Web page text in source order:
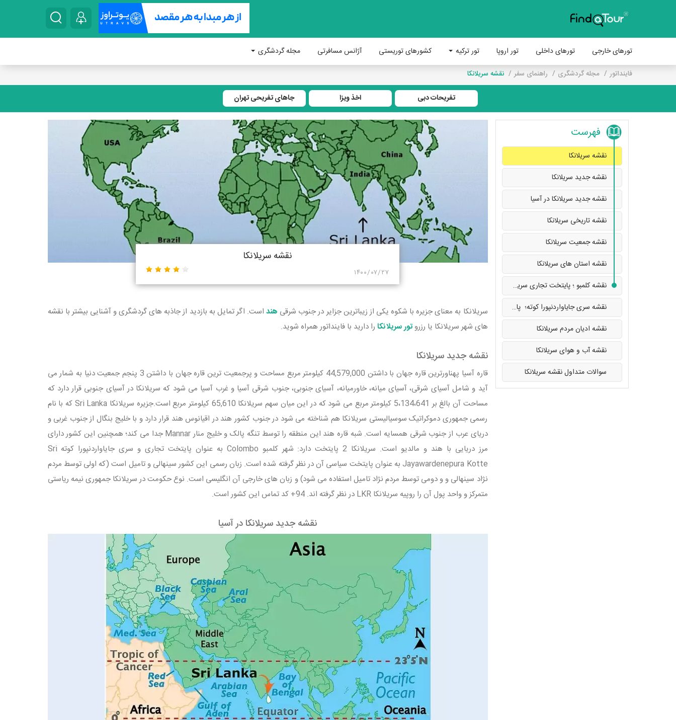
تورهای خارجی تورهای داخلی تور اروپا تور ترکیه کشورهای توریستی آژانس مسافرتی مجله گردشگری
فاینداتور مجله گردشگری راهنمای سفر نقشه سریلانکا
تفریحات دبی اخذ ویزا جاهای تفریحی تهران
فهرست
نقشه سریلانکا
نقشه جدید سریلانکا
نقشه جدید سریلانکا در آسیا
نقشه تاریخی سریلانکا
نقشه جمعیت سریلانکا
نقشه استان های سریلانکا
نقشه کلمبو ؛ پایتخت تجاری سریلانکا
نقشه سری جایاواردنپورا کوته؛ پایتخت سیاسی سریلانکا
نقشه ادیان مردم سریلانکا
نقشه آب و هوای سریلانکا
سوالات متداول نقشه سریلانکا
نقشه سریلانکا
۱۴۰۰/۰۷/۲۷
سریلانکا به معنای جزیره با شکوه یکی از زیباترین جزایر در جنوب شرقی هنداست. اگر تمایل به بازدید از جاذبه های گردشگری و آشنایی بیشتر با نقشه
های شهر سریلانکا یا رزروتور سریلانکا را دارید با فاینداتور همراه شوید.
نقشه جدید سریلانکا
قاره آسیا پهناورترین قاره جهان با داشتن 44,579,000 کیلومتر مربع مساحت و پرجمعیت ترین قاره جهان با داشتن 3 پنجم جمعیت دنیا به شمار می
آید و شامل آسیای شرقی، آسیای میانه، خاورمیانه، آسیای جنوبی، جنوب شرقی آسیا و غرب آسیا می شود که سریلانکا در آسیای جنوبی قرار دارد که
مساحت آن بالغ بر 5،134،641 کیلومتر مربع می شود که در این میان سهم سریلانکا 65,610 کیلومتر مربع است.جزیره‌ سریلانکا Sri Lanka که با نام
رسمی جمهوری دموکراتیک سوسیالیستی سریلانکا هم شناخته می شود در جنوب کشور هند در اقیانوس هند قرار دارد و با خلیج بنگال از جنوب غربی و
دریای عرب از جنوب شرقی همسایه است. شبه قاره هند این منطقه را توسط تنگه پالک و خلیج منار Mannar جدا می کند؛ همچنین این کشور دارای
مرز دریایی با هند و مالدیو است. سریلانکا 2 پایتخت دارد: شهر کلمبو Colombo به عنوان پایتخت تجاری و سری جایاواردنپورا کوته Sri
Jayawardenepura Kotte به عنوان پایتخت سیاسی آن در نظر گرفته شده است. زبان رسمی این کشور سینهالی و تامیل است (که اولی توسط مردم
نژاد سینهالی و و دومی توسط مردم نژاد تامیل استفاده می شود) و زبان های خارجی آن انگلیسی است. نوع حکومت در سریلانکا جمهوری نیمه‌ ریاستی
متمرکز و واحد پول آن را روپیه سریلانکا LKR در نظر گرفته اند. 94+ کد تماس این کشور است.
نقشه جدید سریلانکا در آسیا